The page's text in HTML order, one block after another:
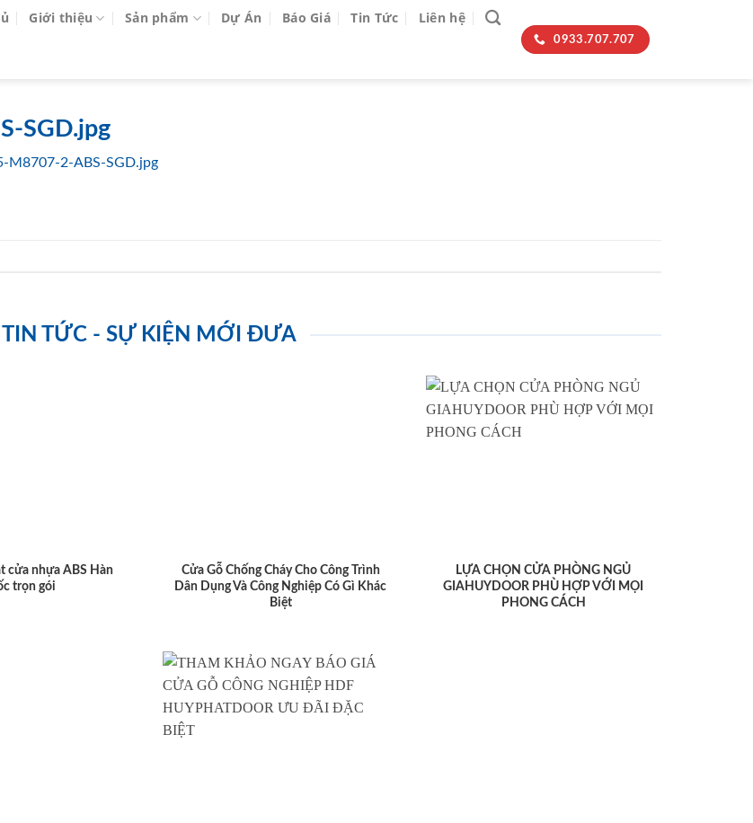
Giới thiệu Sản phẩm Dự Án Báo Giá Tin Tức Liên hệ
0933.707.707
SGD.jpg
M8707-2-ABS-SGD.jpg
TIN TỨC - SỰ KIỆN MỚI ĐƯA
cửa nhựa ABS Hàn
trọn gói
Cửa Gỗ Chống Cháy Cho Công Trình
Dân Dụng Và Công Nghiệp Có Gì Khác
Biệt
LỰA CHỌN CỬA PHÒNG NGỦ
GIAHUYDOOR PHÙ HỢP VỚI MỌI
PHONG CÁCH